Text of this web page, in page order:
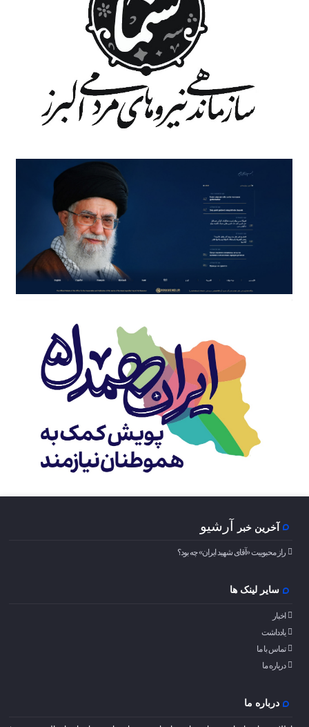
آخرین خبر آرشیو
راز محبوبیت «آقای شهید ایران» چه بود؟
سایر لینک ها
اخبار
یادداشت
تماس با ما
درباره ما
درباره ما